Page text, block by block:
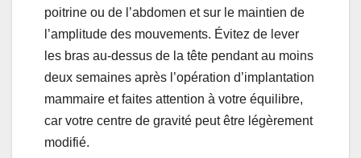
poitrine ou de l’abdomen et sur le maintien de
l’amplitude des mouvements. Évitez de lever
les bras au-dessus de la tête pendant au moins
deux semaines après l’opération d’implantation
mammaire et faites attention à votre équilibre,
car votre centre de gravité peut être légèrement
modifié.